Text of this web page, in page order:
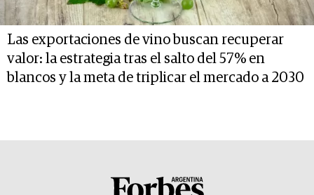
Las exportaciones de vino buscan recuperar
valor: la estrategia tras el salto del 57% en
blancos y la meta de triplicar el mercado a 2030